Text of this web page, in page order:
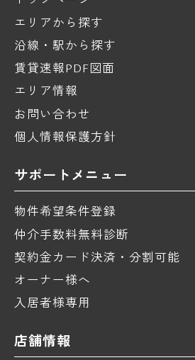
エリアから探す
沿線・駅から探す
賃貸速報PDF図面
エリア情報
お問い合わせ
個人情報保護方針
サポートメニュー
物件希望条件登録
仲介手数料無料診断
契約金カード決済・分割可能
オーナー様へ
入居者様専用
店舗情報